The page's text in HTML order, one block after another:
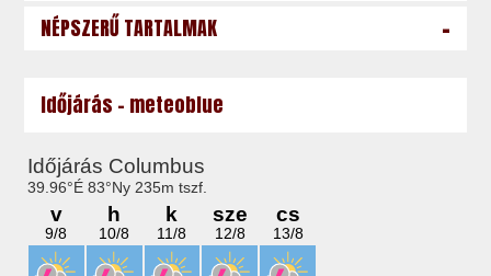
NÉPSZERŰ TARTALMAK -
Időjárás - meteoblue